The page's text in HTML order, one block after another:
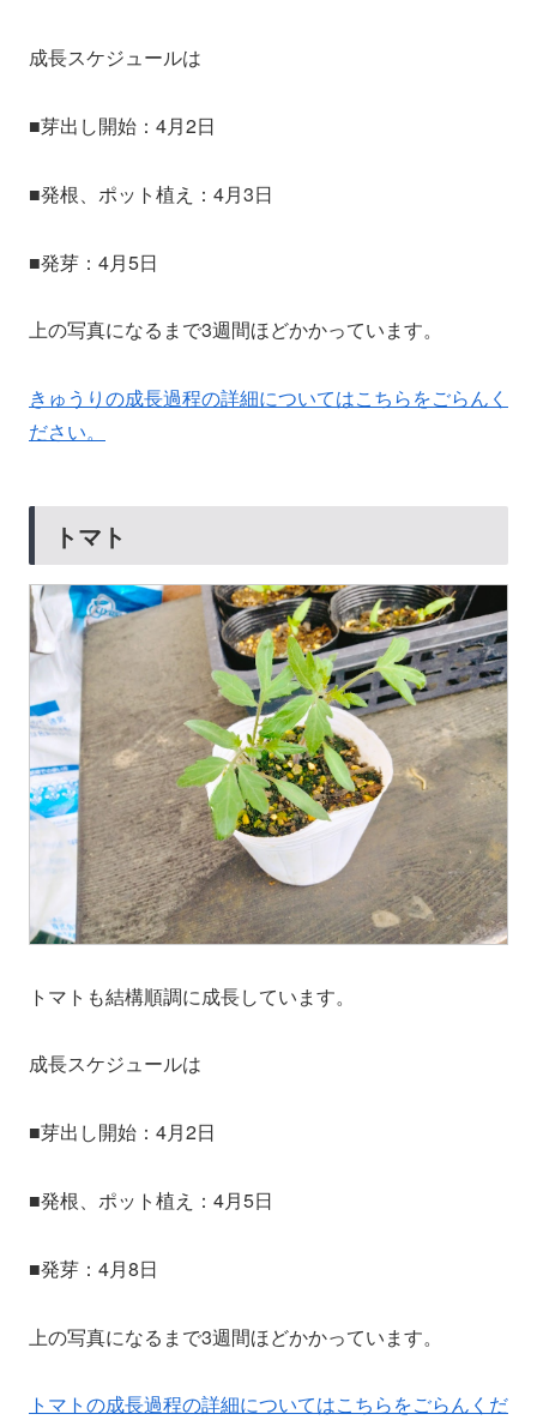
成長スケジュールは
■芽出し開始：4月2日
■発根、ポット植え：4月3日
■発芽：4月5日
上の写真になるまで3週間ほどかかっています。
きゅうりの成長過程の詳細についてはこちらをごらんく
ださい。
トマト
トマトも結構順調に成長しています。
成長スケジュールは
■芽出し開始：4月2日
■発根、ポット植え：4月5日
■発芽：4月8日
上の写真になるまで3週間ほどかかっています。
トマトの成長過程の詳細についてはこちらをごらんくだ